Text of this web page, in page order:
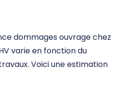
dommages ouvrage chez
varie en fonction du
Voici une estimation